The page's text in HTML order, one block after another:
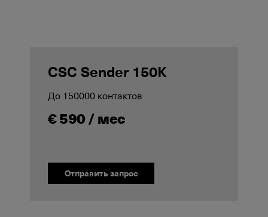
CSC Sender 150K
До 150000 контактов
€ 590 / мес
Отправить запрос